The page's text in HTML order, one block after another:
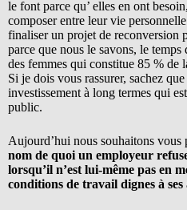
le font parce qu’ elles en ont
composer entre leur vie
finaliser un projet de reconversion
parce que nous le savons, le
des femmes qui constitue 85 % de
Si je dois vous rassurer, sachez
investissement à long termes qui
public.
Aujourd’hui nous souhaitons vous
nom de quoi un employeur
lorsqu’il n’est lui-même pas en
conditions de travail dignes à ses